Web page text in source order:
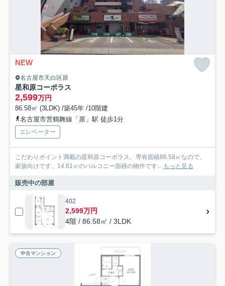
NEW
名古屋市天白区原
星和原コーポラス
2,599万円
86.58㎡ (3LDK) /築45年 /10階建
名古屋市営鶴舞線「原」駅 徒歩1分
エレベーター
こだわりポイント満載の星和原コーポラス。専有面積86.58㎡なので、
家族向けです。14.61㎡のバルコニー面積の物件です... もっと見る
販売中の部屋
402
2,599万円
4階 / 86.58㎡ / 3LDK
中古マンション